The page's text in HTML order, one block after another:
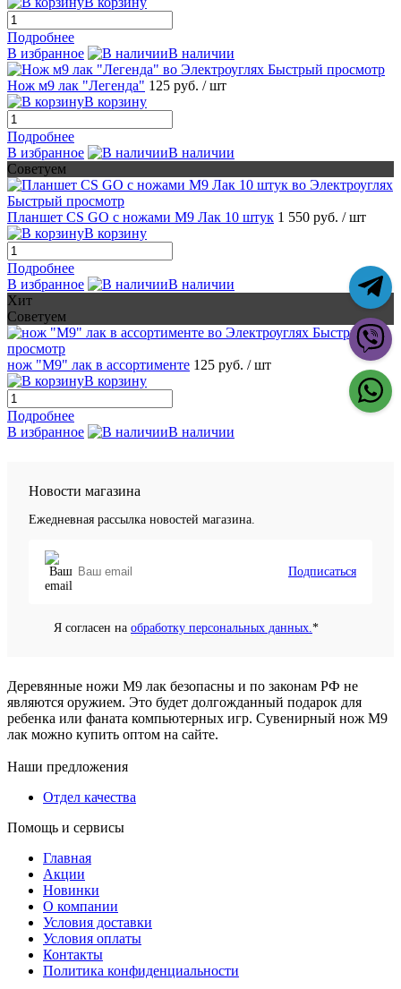
Подробнее
В избранное
В наличии
Быстрый просмотр
Нож м9 лак "Легенда" 125 руб. / шт
В корзину
Подробнее
В избранное
В наличии
Советуем
Быстрый просмотр
Планшет CS GO с ножами М9 Лак 10 штук 1 550 руб. / шт
В корзину
Подробнее
В избранное
В наличии
Хит
Советуем
Быстрый
просмотр
нож "М9" лак в ассортименте 125 руб. / шт
В корзину
Подробнее
В избранное
В наличии
Новости магазина
Ежедневная рассылка новостей магазина.
Подписаться
Я согласен на обработку персональных данных. *
Деревянные ножи М9 лак безопасны и по законам РФ не
являются оружием. Это будет долгожданный подарок для
ребенка или фаната компьютерных игр. Сувенирный нож М9
лак можно купить оптом на сайте.
Наши предложения
Отдел качества
Помощь и сервисы
Главная
Акции
Новинки
О компании
Условия доставки
Условия оплаты
Контакты
Политика конфиденциальности